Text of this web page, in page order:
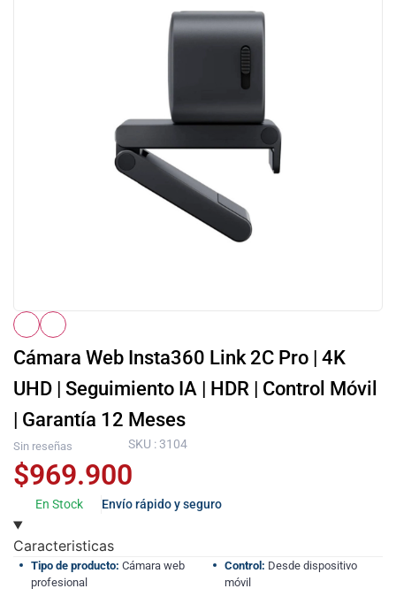
Cámara Web Insta360 Link 2C Pro | 4K
UHD | Seguimiento IA | HDR | Control Móvil
| Garantía 12 Meses
Sin reseñas SKU : 3104
$969.900
En Stock Envío rápido y seguro
Caracteristicas
Tipo de producto: Cámara web
profesional
Control: Desde dispositivo
móvil